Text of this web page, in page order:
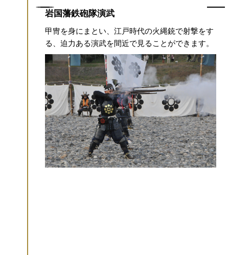
さがある？～」【3Dカメラでリアルな没入
岩国藩鉄砲隊演武
甲冑を身にまとい、江戸時代の火縄銃で射撃をす
る、迫力ある演武を間近で見ることができます。